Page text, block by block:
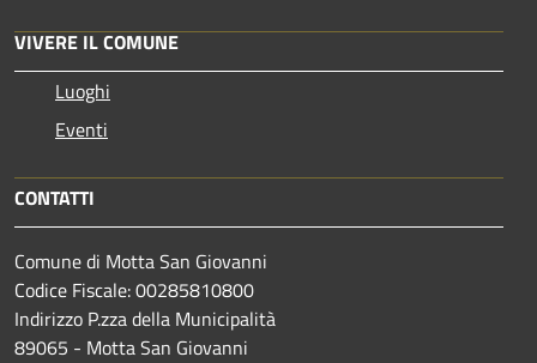
VIVERE IL COMUNE
Luoghi
Eventi
CONTATTI
Comune di Motta San Giovanni
Codice Fiscale: 00285810800
Indirizzo P.zza della Municipalità
89065 - Motta San Giovanni